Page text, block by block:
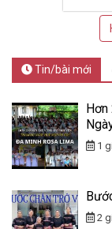
Tin/bài mới
Hơn
1
2